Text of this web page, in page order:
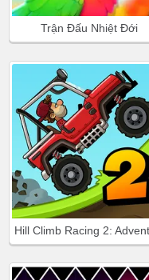
Trận Đấu Nhiệt Đới